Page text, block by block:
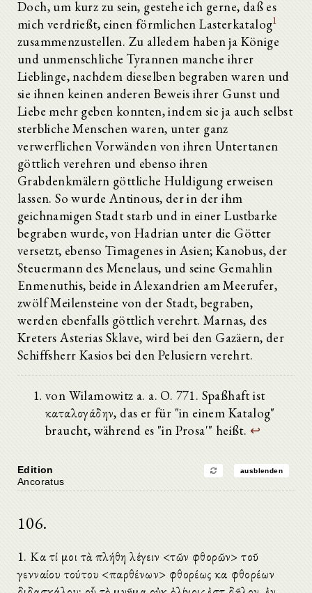
Doch, um kurz zu sein, gestehe ich gerne, daß es
mich verdrießt, einen förmlichen Lasterkatalog1
zusammenzustellen. Zu alledem haben ja Könige
und unmenschliche Tyrannen manche ihrer
Lieblinge, nachdem dieselben begraben waren und
sie ihnen keinen anderen Beweis ihrer Gunst und
Liebe mehr geben konnten, indem sie ja auch selbst
sterbliche Menschen waren, unter ganz
verwerflichen Vorwänden von ihren Untertanen
göttlich verehren und ebenso ihren
Grabdenkmälern göttliche Huldigung erweisen
lassen. So wurde Antinous, der in der ihm
geichnamigen Stadt starb und in einer Lustbarke
begraben wurde, von Hadrian unter die Götter
versetzt, ebenso Timagenes in Asien; Kanobus, der
Steuermann des Menelaus, und seine Gemahlin
Enmenuthis, beide in Alexandrien am Meerufer,
zwölf Meilensteine von der Stadt, begraben,
werden ebenfalls göttlich verehrt. Marnas, des
Kreters Asterias Sklave, wird bei den Gazäern, der
Schiffsherr Kasios bei den Pelusiern verehrt.
von Wilamowitz a. a. O. 771. Spaßhaft ist
καταλογάδην, das er für "in einem Katalog"
braucht, während es "in Prosa'" heißt. ↩
Edition ausblenden
Ancoratus
106.
1. Καὶ τί μοι τὰ πλήθη λέγειν <τῶν φθορῶν> τοῦ
γενναίου τούτου <παρθένων> φθορέως καὶ φθορέων
Alle aufklappen
Der Festgeankerte (Ancoratus)
Inhaltsangabe
Brief aus Suedra
Briefliche Anfrage
Brief
Einleitung
2.
3.
4.
5.
6.
10.
15.
16.